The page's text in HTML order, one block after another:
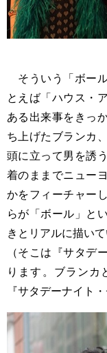
そういう「ボー
とえば「ハウス・
ある出来事をきっ
ち上げたブランカ
頭に立って男を誘
着のままでニュー
かをフィーチャー
らが「ボール」と
きとリアルに描いて
（そこは『サタデ
ります。ブランカ
『サタデーナイト